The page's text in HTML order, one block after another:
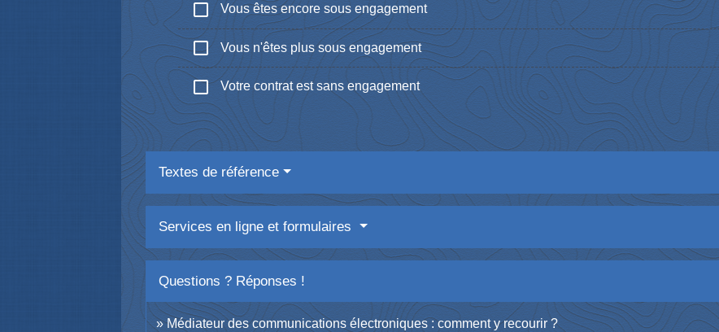
check_box_outline_blank Vous êtes encore sous engagement
check_box_outline_blank Vous n'êtes plus sous engagement
check_box_outline_blank Votre contrat est sans engagement
Textes de référence
Services en ligne et formulaires
Questions ? Réponses !
Médiateur des communications électroniques : comment y recourir ?